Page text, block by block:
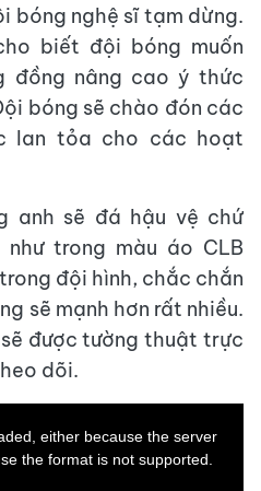
bóng nghệ sĩ tạm dừng.
biết đội bóng muốn
đồng nâng cao ý thức
bóng sẽ chào đón các
lan tỏa cho các hoạt
anh sẽ đá hậu vệ chứ
trong màu áo CLB
đội hình, chắc chắn
sẽ mạnh hơn rất nhiều.
được tường thuật trực
dõi.
either because the server
the format is not supported.